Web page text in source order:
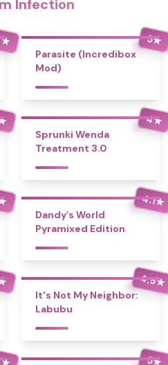
Infection
★ 5★
Parasite (Incredibox
Mod)
4★
Sprunki Wenda
Treatment 3.0
4.1★
Dandy’s World
Pyramixed Edition
4.5★
It's Not My Neighbor:
Labubu
5★